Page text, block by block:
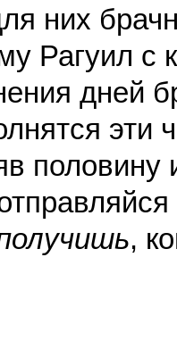
них
Рагуил с
дней
эти
половину
,